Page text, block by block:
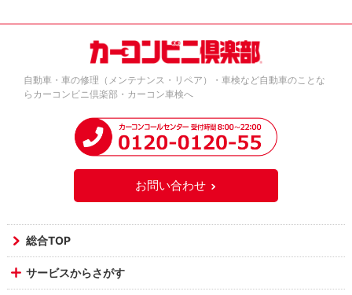
自動車・車の修理（メンテナンス・リペア）・車検など自動車のことな
らカーコンビニ倶楽部・カーコン車検へ
お問い合わせ
総合TOP
サービスからさがす